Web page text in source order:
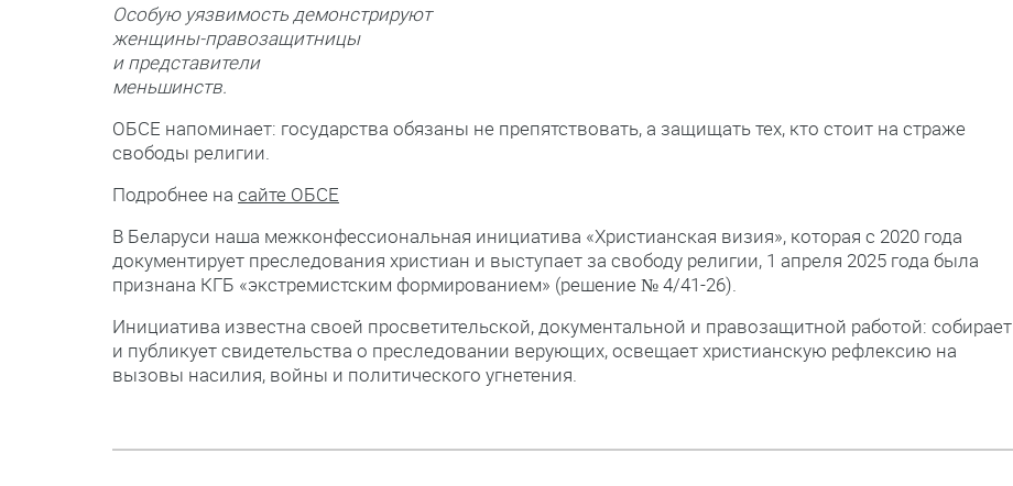
Особую уязвимость демонстрируют
женщины-правозащитницы
и представители
меньшинств.
ОБСЕ напоминает: государства обязаны не препятствовать, а защищать тех, кто стоит на страже
свободы религии.
Подробнее на сайте ОБСЕ
В Беларуси наша межконфессиональная инициатива «Христианская визия», которая с 2020 года
документирует преследования христиан и выступает за свободу религии, 1 апреля 2025 года была
признана КГБ «экстремистским формированием» (решение № 4/41-26).
Инициатива известна своей просветительской, документальной и правозащитной работой: собирает
и публикует свидетельства о преследовании верующих, освещает христианскую рефлексию на
вызовы насилия, войны и политического угнетения.